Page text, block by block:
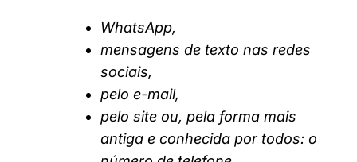
WhatsApp,
mensagens de texto nas redes
sociais,
pelo e-mail,
pelo site ou, pela forma mais
antiga e conhecida por todos: o